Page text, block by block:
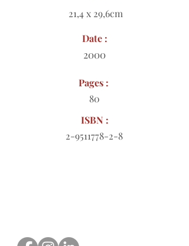
21,4 x 29,6cm
Date :
2000
Pages :
80
ISBN :
2-9511778-2-8